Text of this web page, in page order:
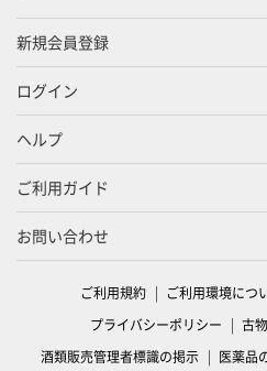
新規会員登録
ログイン
ヘルプ
ご利用ガイド
お問い合わせ
ご利用規約 ご利用環境につ
プライバシーポリシー
古
酒類販売管理者標識の掲示
医薬品